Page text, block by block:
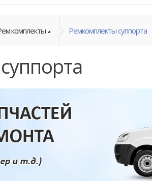
Ремкомплекты суппорта